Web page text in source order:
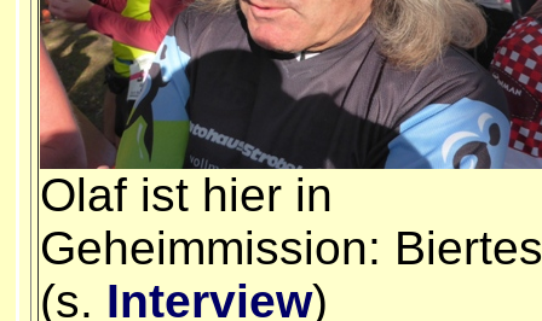
Olaf ist hier in
Geheimmission:
(s. Interview)